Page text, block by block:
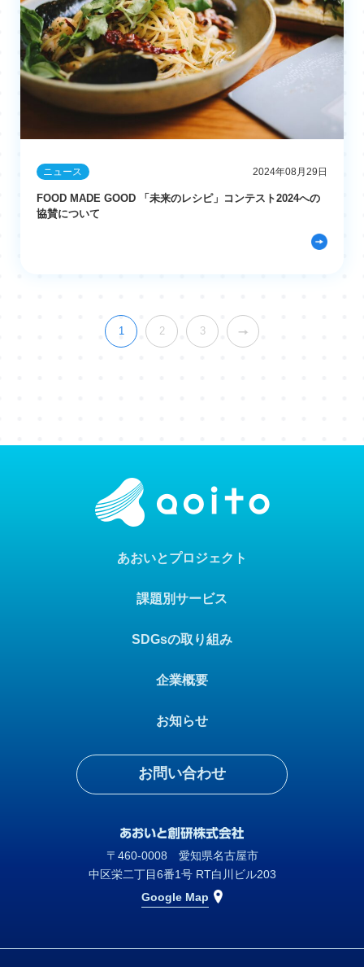
ニュース 2024年08月29日
FOOD MADE GOOD 「未来のレシピ」コンテスト2024への
協賛について
1 2 3
あおいとプロジェクト
SDGsの取り組み
お知らせ
課題別サービス
企業概要
お問い合わせ
〒460-0008 愛知県名古屋市
中区栄二丁目6番1号 RT白川ビル203
Google Map